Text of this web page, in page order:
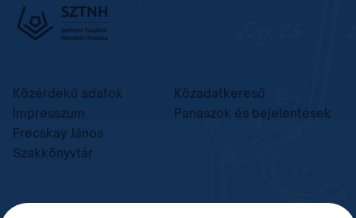
Közérdekű adatok
Közadatkereső
Impresszum
Panaszok és bejelentések
Frecskay János
Szakkönyvtár
TELEFON